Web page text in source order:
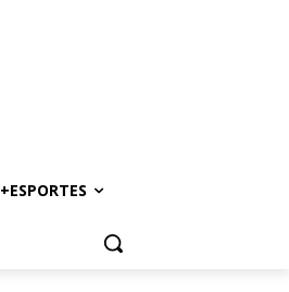
+ESPORTES